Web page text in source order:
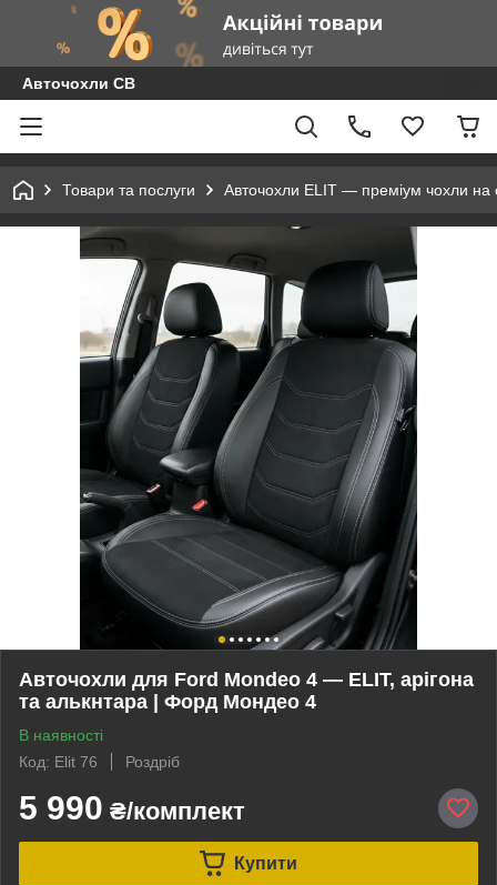
Авточохли СВ
Товари та послуги Авточохли ELIT — преміум чохли на
Авточохли для Ford Mondeo 4 — ELIT, арігона
та алькнтара | Форд Мондео 4
В наявності
Код: Elit 76
Роздріб
5 990 ₴/комплект
Купити